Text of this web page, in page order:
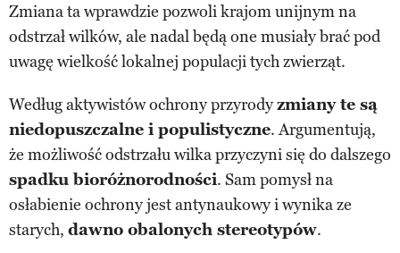
Zmiana ta wprawdzie pozwoli krajom unijnym na
odstrzał wilków, ale nadal będą one musiały brać pod
uwagę wielkość lokalnej populacji tych zwierząt.
Według aktywistów ochrony przyrodyzmiany te są
niedopuszczalne i populistyczne. Argumentują,
że możliwość odstrzału wilka przyczyni się do dalszego
spadku bioróżnorodności. Sam pomysł na
osłabienie ochrony jest antynaukowy i wynika ze
starych, dawno obalonych stereotypów.